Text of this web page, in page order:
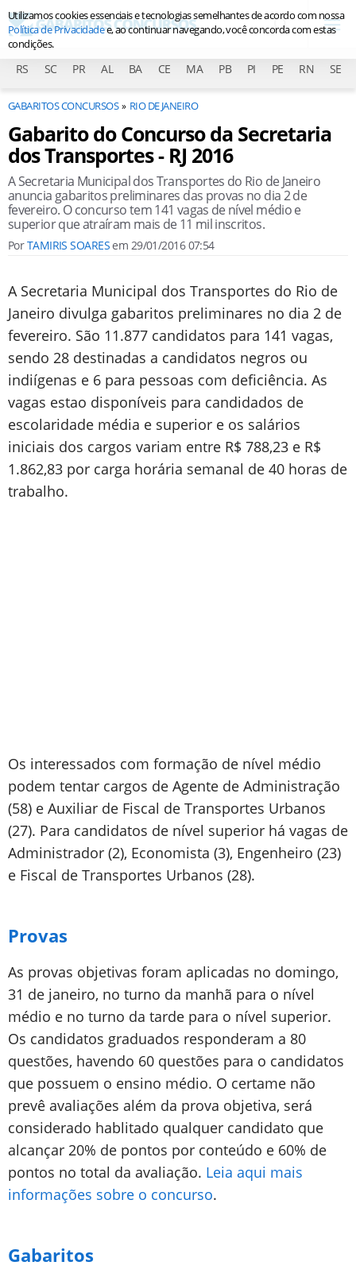
RS SC PR AL BA CE MA PB PI PE RN SE
GABARITOS CONCURSOS RIO DE JANEIRO
Gabarito do Concurso da Secretaria
dos Transportes - RJ 2016
A Secretaria Municipal dos Transportes do Rio de Janeiro
anuncia gabaritos preliminares das provas no dia 2 de
fevereiro. O concurso tem 141 vagas de nível médio e
superior que atraíram mais de 11 mil inscritos.
PorTAMIRIS SOARESem 29/01/2016 07:54
A Secretaria Municipal dos Transportes do Rio de
Janeiro divulga gabaritos preliminares no dia 2 de
fevereiro. São 11.877 candidatos para 141 vagas,
sendo 28 destinadas a candidatos negros ou
indiígenas e 6 para pessoas com deficiência. As
vagas estao disponíveis para candidados de
escolaridade média e superior e os salários
iniciais dos cargos variam entre R$ 788,23 e R$
1.862,83 por carga horária semanal de 40 horas de
trabalho.
Os interessados com formação de nível médio
podem tentar cargos de Agente de Administração
(58) e Auxiliar de Fiscal de Transportes Urbanos
(27). Para candidatos de nível superior há vagas de
Administrador (2), Economista (3), Engenheiro (23)
e Fiscal de Transportes Urbanos (28).
Provas
As provas objetivas foram aplicadas no domingo,
31 de janeiro, no turno da manhã para o nível
médio e no turno da tarde para o nível superior.
Os candidatos graduados responderam a 80
questões, havendo 60 questões para o candidatos
que possuem o ensino médio. O certame não
prevê avaliações além da prova objetiva, será
considerado hablitado qualquer candidato que
alcançar 20% de pontos por conteúdo e 60% de
pontos no total da avaliação. Leia aqui mais
informações sobre o concurso.
Gabaritos
Utilizamos cookies essenciais e tecnologias semelhantes de acordo com nossa
Política de Privacidadee, ao continuar navegando, você concorda com estas
condições.